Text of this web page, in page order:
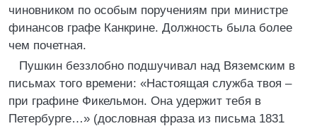
чиновником по особым поручениям при министре
финансов графе Канкрине. Должность была более
чем почетная.
Пушкин беззлобно подшучивал над Вяземским в
письмах того времени: «Настоящая служба твоя –
при графине Фикельмон. Она удержит тебя в
Петербурге…» (дословная фраза из письма 1831